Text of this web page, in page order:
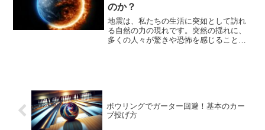
のか？
地震は、私たちの生活に突如として訪れ
る自然の力の現れです。突然の揺れに、
多くの人々が驚きや恐怖を感じることは
ボウリングでガーター回避！基本のカー
ブ投げ方